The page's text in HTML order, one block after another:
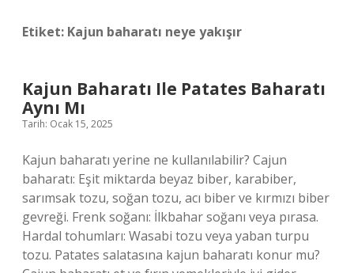
Etiket: Kajun baharatı neye yakışır
Kajun Baharatı Ile Patates Baharatı
Aynı Mı
Tarih: Ocak 15, 2025
Kajun baharatı yerine ne kullanılabilir? Cajun
baharatı: Eşit miktarda beyaz biber, karabiber,
sarımsak tozu, soğan tozu, acı biber ve kırmızı biber
gevreği. Frenk soğanı: İlkbahar soğanı veya pırasa.
Hardal tohumları: Wasabi tozu veya yaban turpu
tozu. Patates salatasına kajun baharatı konur mu?